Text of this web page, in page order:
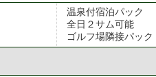
温泉付宿泊パック
全日２サム可能
ゴルフ場隣接パック